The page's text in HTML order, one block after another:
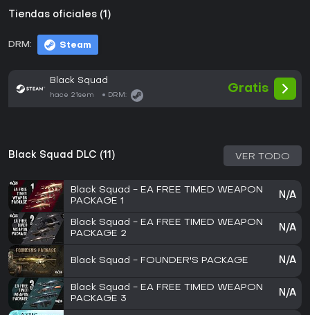
Tiendas oficiales (1)
DRM: Steam
Black Squad
hace 21sem DRM:
Gratis
Black Squad DLC (11) VER TODO
Black Squad - EA FREE TIMED WEAPON
PACKAGE 1
N/A
Black Squad - EA FREE TIMED WEAPON
PACKAGE 2
N/A
Black Squad - FOUNDER'S PACKAGE N/A
Black Squad - EA FREE TIMED WEAPON
PACKAGE 3
N/A